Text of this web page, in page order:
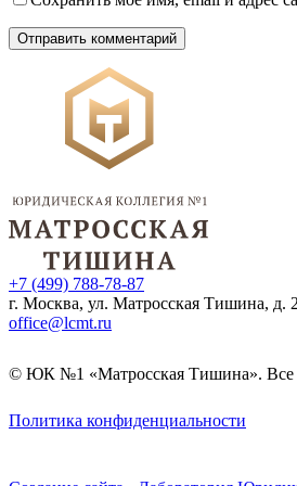
+7 (499) 788-78-87
г. Москва, ул. Матросская Тишина, д.
office@lcmt.ru
© ЮК №1 «Матросская Тишина». Все
Политика конфиденциальности